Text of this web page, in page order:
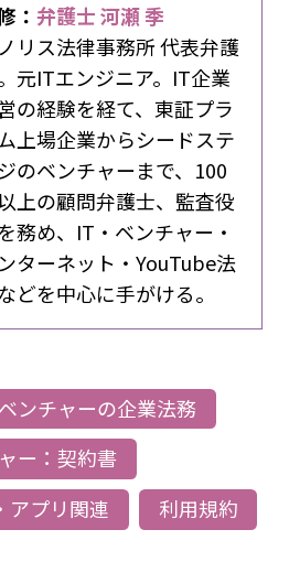
：弁護士 河瀬 季
リス法律事務所 代表弁護
元ITエンジニア。IT企業
の経験を経て、東証プラ
上場企業からシードステ
のベンチャーまで、100
上の顧問弁護士、監査役
務め、IT・ベンチャー・
ターネット・YouTube法
どを中心に手がける。
ンチャーの企業法務
ー：契約書
アプリ関連
利用規約